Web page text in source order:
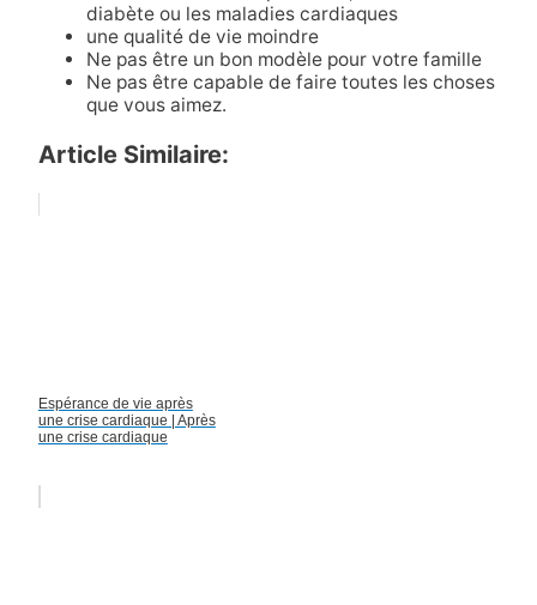
diabète ou les maladies cardiaques
une qualité de vie moindre
Ne pas être un bon modèle pour votre famille
Ne pas être capable de faire toutes les choses
que vous aimez.
Article Similaire:
Espérance de vie après
une crise cardiaque | Après
une crise cardiaque